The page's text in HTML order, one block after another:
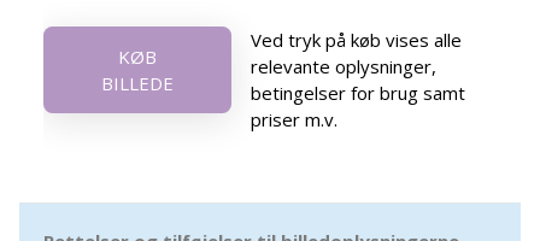
KØB
BILLEDE
Ved tryk på køb vises alle
relevante oplysninger,
betingelser for brug samt
priser m.v.